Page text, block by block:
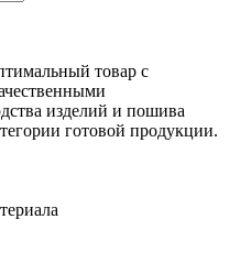
товар с
изделий и пошива
готовой продукции.